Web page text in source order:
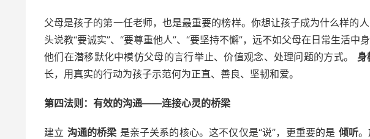
父母是孩子的第一任老师，也是最重要的榜样。你想让孩子成为什么样的
头说教“要诚实”、“要尊重他人”、“要坚持不懈”，远不如父母在日常生活中
他们在潜移默化中模仿父母的言行举止、价值观念、处理问题的方式。 身
长，用真实的行动为孩子示范何为正直、善良、坚韧和爱。
第四法则：有效的沟通——连接心灵的桥梁
建立 沟通的桥梁 是亲子关系的核心。这不仅仅是“说”，更重要的是 倾听